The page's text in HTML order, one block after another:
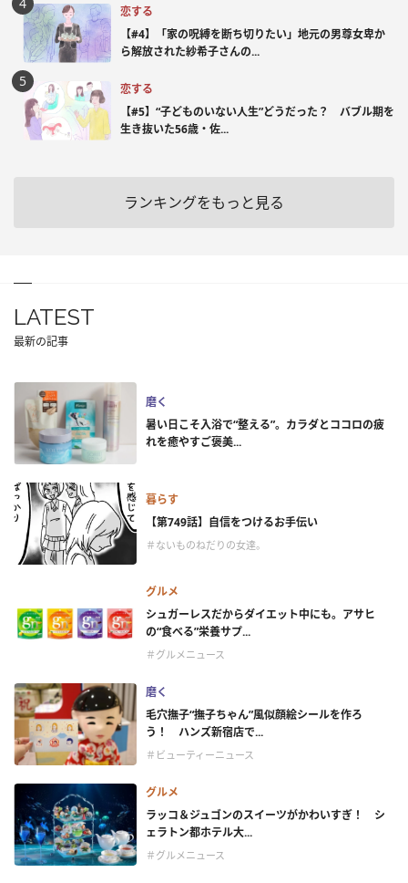
恋する
【#4】「家の呪縛を断ち切りたい」地元の男尊女卑か
ら解放された紗希子さんの...
恋する
【#5】“子どものいない人生”どうだった？ バブル期を
生き抜いた56歳・佐...
ランキングをもっと見る
LATEST
最新の記事
磨く
暑い日こそ入浴で“整える”。カラダとココロの疲
れを癒やすご褒美...
暮らす
【第749話】自信をつけるお手伝い
＃ないものねだりの女達。
グルメ
シュガーレスだからダイエット中にも。アサヒ
の“食べる”栄養サプ...
＃グルメニュース
磨く
毛穴撫子“撫子ちゃん”風似顔絵シールを作ろ
う！ ハンズ新宿店で...
＃ビューティーニュース
グルメ
ラッコ＆ジュゴンのスイーツがかわいすぎ！ シ
ェラトン都ホテル大...
＃グルメニュース